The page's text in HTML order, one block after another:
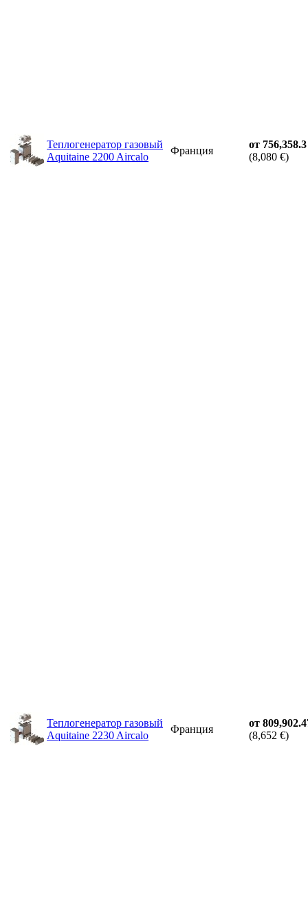
Теплогенератор газовый
Aquitaine 2200 Aircalo
Франция
от
(8,080 €)
Теплогенератор газовый
Aquitaine 2230 Aircalo
Франция
от
(8,652 €)